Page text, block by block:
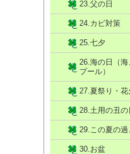
23.父の日
24.カビ対策
25.七夕
26.海の日（海
プール）
27.夏祭り・花
28.土用の丑の
29.この夏の
30.お盆